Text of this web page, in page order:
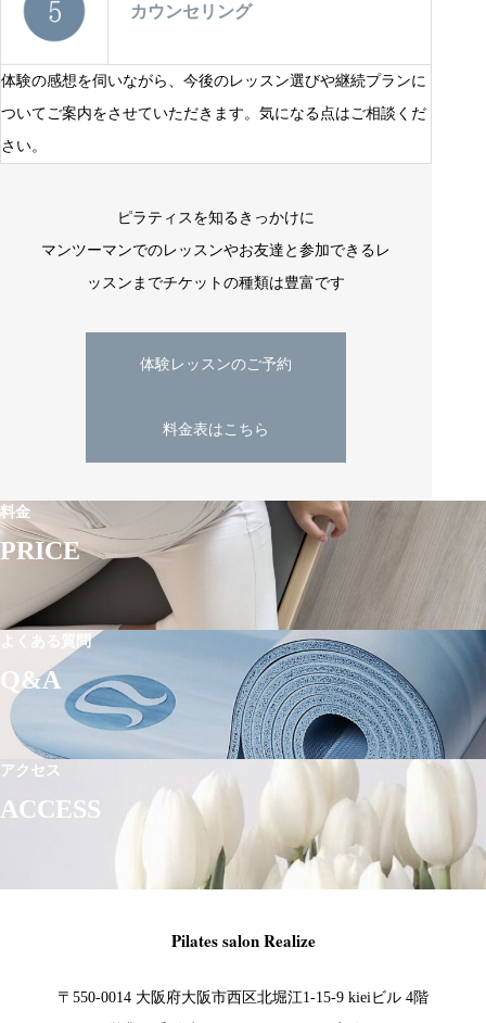
カウンセリング
体験の感想を伺いながら、今後のレッスン選びや継続プランに
ついてご案内をさせていただきます。気になる点はご相談くだ
さい。
ピラティスを知るきっかけに
マンツーマンでのレッスンやお友達と参加できるレ
ッスンまでチケットの種類は豊富です
体験レッスンのご予約
料金表はこちら
料金
PRICE
よくある質問
Q&A
アクセス
ACCESS
Pilates salon Realize
〒550-0014 大阪府大阪市西区北堀江1-15-9 kieiビル 4階